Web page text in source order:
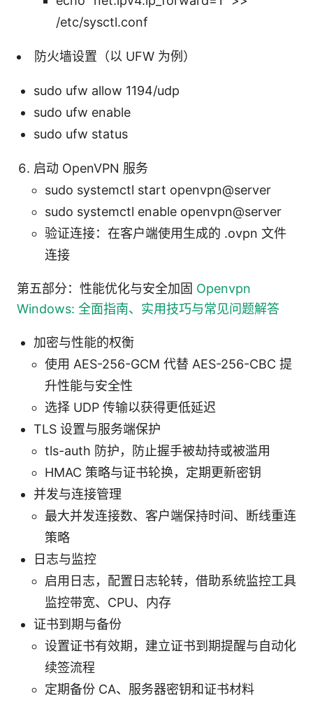
/etc/sysctl.conf
防火墙设置（以 UFW 为例）
sudo ufw allow 1194/udp
sudo ufw enable
sudo ufw status
启动 OpenVPN 服务
sudo systemctl start openvpn@server
sudo systemctl enable openvpn@server
验证连接：在客户端使用生成的 .ovpn 文件
连接
第五部分：性能优化与安全加固 Openvpn
Windows: 全面指南、实用技巧与常见问题解答
加密与性能的权衡
使用 AES-256-GCM 代替 AES-256-CBC 提
升性能与安全性
选择 UDP 传输以获得更低延迟
TLS 设置与服务端保护
tls-auth 防护，防止握手被劫持或被滥用
HMAC 策略与证书轮换，定期更新密钥
并发与连接管理
最大并发连接数、客户端保持时间、断线重连
策略
日志与监控
启用日志，配置日志轮转，借助系统监控工具
监控带宽、CPU、内存
证书到期与备份
设置证书有效期，建立证书到期提醒与自动化
续签流程
定期备份 CA、服务器密钥和证书材料